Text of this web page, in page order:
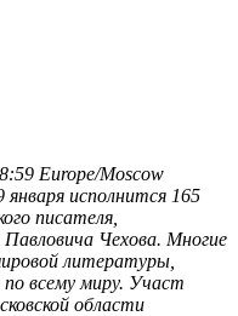
Europe/Moscow
исполнится 165
писателя,
Чехова. Многие
литературы,
всему миру. Участ
области